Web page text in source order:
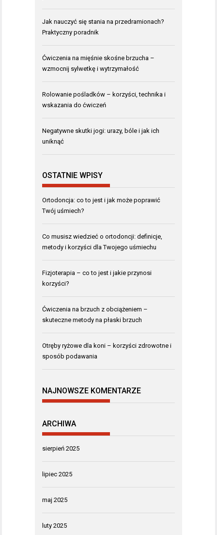
Jak nauczyć się stania na przedramionach?
Praktyczny poradnik
Ćwiczenia na mięśnie skośne brzucha –
wzmocnij sylwetkę i wytrzymałość
Rolowanie pośladków – korzyści, technika i
wskazania do ćwiczeń
Negatywne skutki jogi: urazy, bóle i jak ich
uniknąć
OSTATNIE WPISY
Ortodoncja: co to jest i jak może poprawić
Twój uśmiech?
Co musisz wiedzieć o ortodoncji: definicje,
metody i korzyści dla Twojego uśmiechu
Fizjoterapia – co to jest i jakie przynosi
korzyści?
Ćwiczenia na brzuch z obciążeniem –
skuteczne metody na płaski brzuch
Otręby ryżowe dla koni – korzyści zdrowotne i
sposób podawania
NAJNOWSZE KOMENTARZE
ARCHIWA
sierpień 2025
lipiec 2025
maj 2025
luty 2025